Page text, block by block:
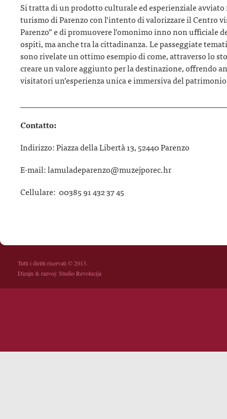
Si tratta di un prodotto culturale ed esperienziale avviato
turismo di Parenzo con l’intento di valorizzare il Centro
Parenzo” e di promuovere l’omonimo inno non ufficiale
ospiti, ma anche tra la cittadinanza. Le passeggiate
sono rivelate un ottimo esempio di come, attraverso lo
creare un valore aggiunto per la destinazione, offrendo
visitatori un’esperienza unica e immersiva del
Contatto:
Indirizzo: Piazza della Libertà 13, 52440 Parenzo
E-mail: lamuladeparenzo@muzejporec.hr
Cellulare: 00385 91 432 37 45
Tutti i diritti riservati © 2013.
Dizajn & razvoj:Studio Revolucija